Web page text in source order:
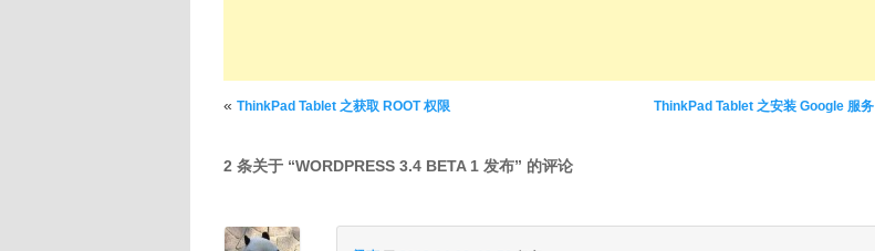
文章导航
« ThinkPad Tablet 之获取 ROOT 权限 ThinkPad Tablet 之安装 Google 服务
2 条关于 “WORDPRESS 3.4 BETA 1 发布” 的评论